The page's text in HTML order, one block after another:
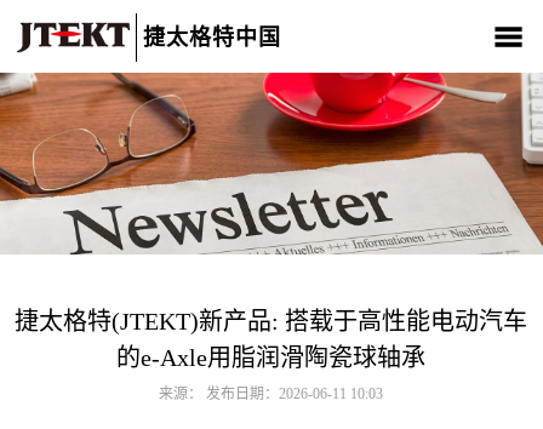
捷太格特中国
关于我们 产品介绍 新闻中心 CSR 人材招聘
联系我们
捷太格特(JTEKT)新产品: 搭载于高性能电动汽车
的e-Axle用脂润滑陶瓷球轴承
来源： 发布日期：2026-06-11 10:03